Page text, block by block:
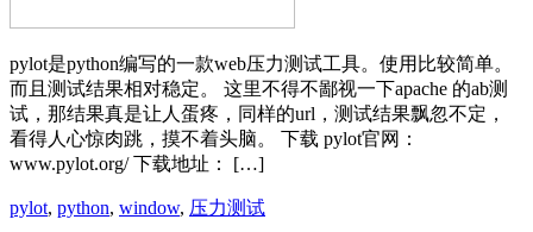
pylot是python编写的一款web压力测试工具。使用比较简单。
而且测试结果相对稳定。 这里不得不鄙视一下apache 的ab测
试，那结果真是让人蛋疼，同样的url，测试结果飘忽不定，
看得人心惊肉跳，摸不着头脑。 下载 pylot官网：
www.pylot.org/ 下载地址： […]
pylot, python, window, 压力测试